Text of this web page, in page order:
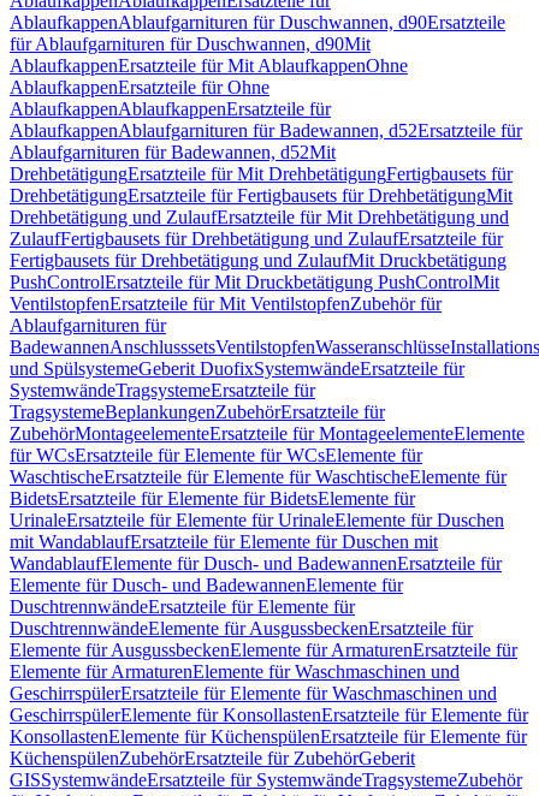
AblaufkappenAblaufgarnituren für Duschwannen, d90Ersatzteile
für Ablaufgarnituren für Duschwannen, d90Mit
AblaufkappenErsatzteile für Mit AblaufkappenOhne
AblaufkappenErsatzteile für Ohne
AblaufkappenAblaufkappenErsatzteile für
AblaufkappenAblaufgarnituren für Badewannen, d52Ersatzteile für
Ablaufgarnituren für Badewannen, d52Mit
DrehbetätigungErsatzteile für Mit DrehbetätigungFertigbausets für
DrehbetätigungErsatzteile für Fertigbausets für DrehbetätigungMit
Drehbetätigung und ZulaufErsatzteile für Mit Drehbetätigung und
ZulaufFertigbausets für Drehbetätigung und ZulaufErsatzteile für
Fertigbausets für Drehbetätigung und ZulaufMit Druckbetätigung
PushControlErsatzteile für Mit Druckbetätigung PushControlMit
VentilstopfenErsatzteile für Mit VentilstopfenZubehör für
Ablaufgarnituren für
BadewannenAnschlusssetsVentilstopfenWasseranschlüsse
und SpülsystemeGeberit DuofixSystemwändeErsatzteile für
SystemwändeTragsystemeErsatzteile für
TragsystemeBeplankungenZubehörErsatzteile für
ZubehörMontageelementeErsatzteile für MontageelementeElemente
für WCsErsatzteile für Elemente für WCsElemente für
WaschtischeErsatzteile für Elemente für WaschtischeElemente für
BidetsErsatzteile für Elemente für BidetsElemente für
UrinaleErsatzteile für Elemente für UrinaleElemente für Duschen
mit WandablaufErsatzteile für Elemente für Duschen mit
WandablaufElemente für Dusch- und BadewannenErsatzteile für
Elemente für Dusch- und BadewannenElemente für
DuschtrennwändeErsatzteile für Elemente für
DuschtrennwändeElemente für AusgussbeckenErsatzteile für
Elemente für AusgussbeckenElemente für ArmaturenErsatzteile für
Elemente für ArmaturenElemente für Waschmaschinen und
GeschirrspülerErsatzteile für Elemente für Waschmaschinen und
GeschirrspülerElemente für KonsollastenErsatzteile für Elemente für
KonsollastenElemente für KüchenspülenErsatzteile für Elemente für
KüchenspülenZubehörErsatzteile für ZubehörGeberit
GISSystemwändeErsatzteile für SystemwändeTragsystemeZubehör